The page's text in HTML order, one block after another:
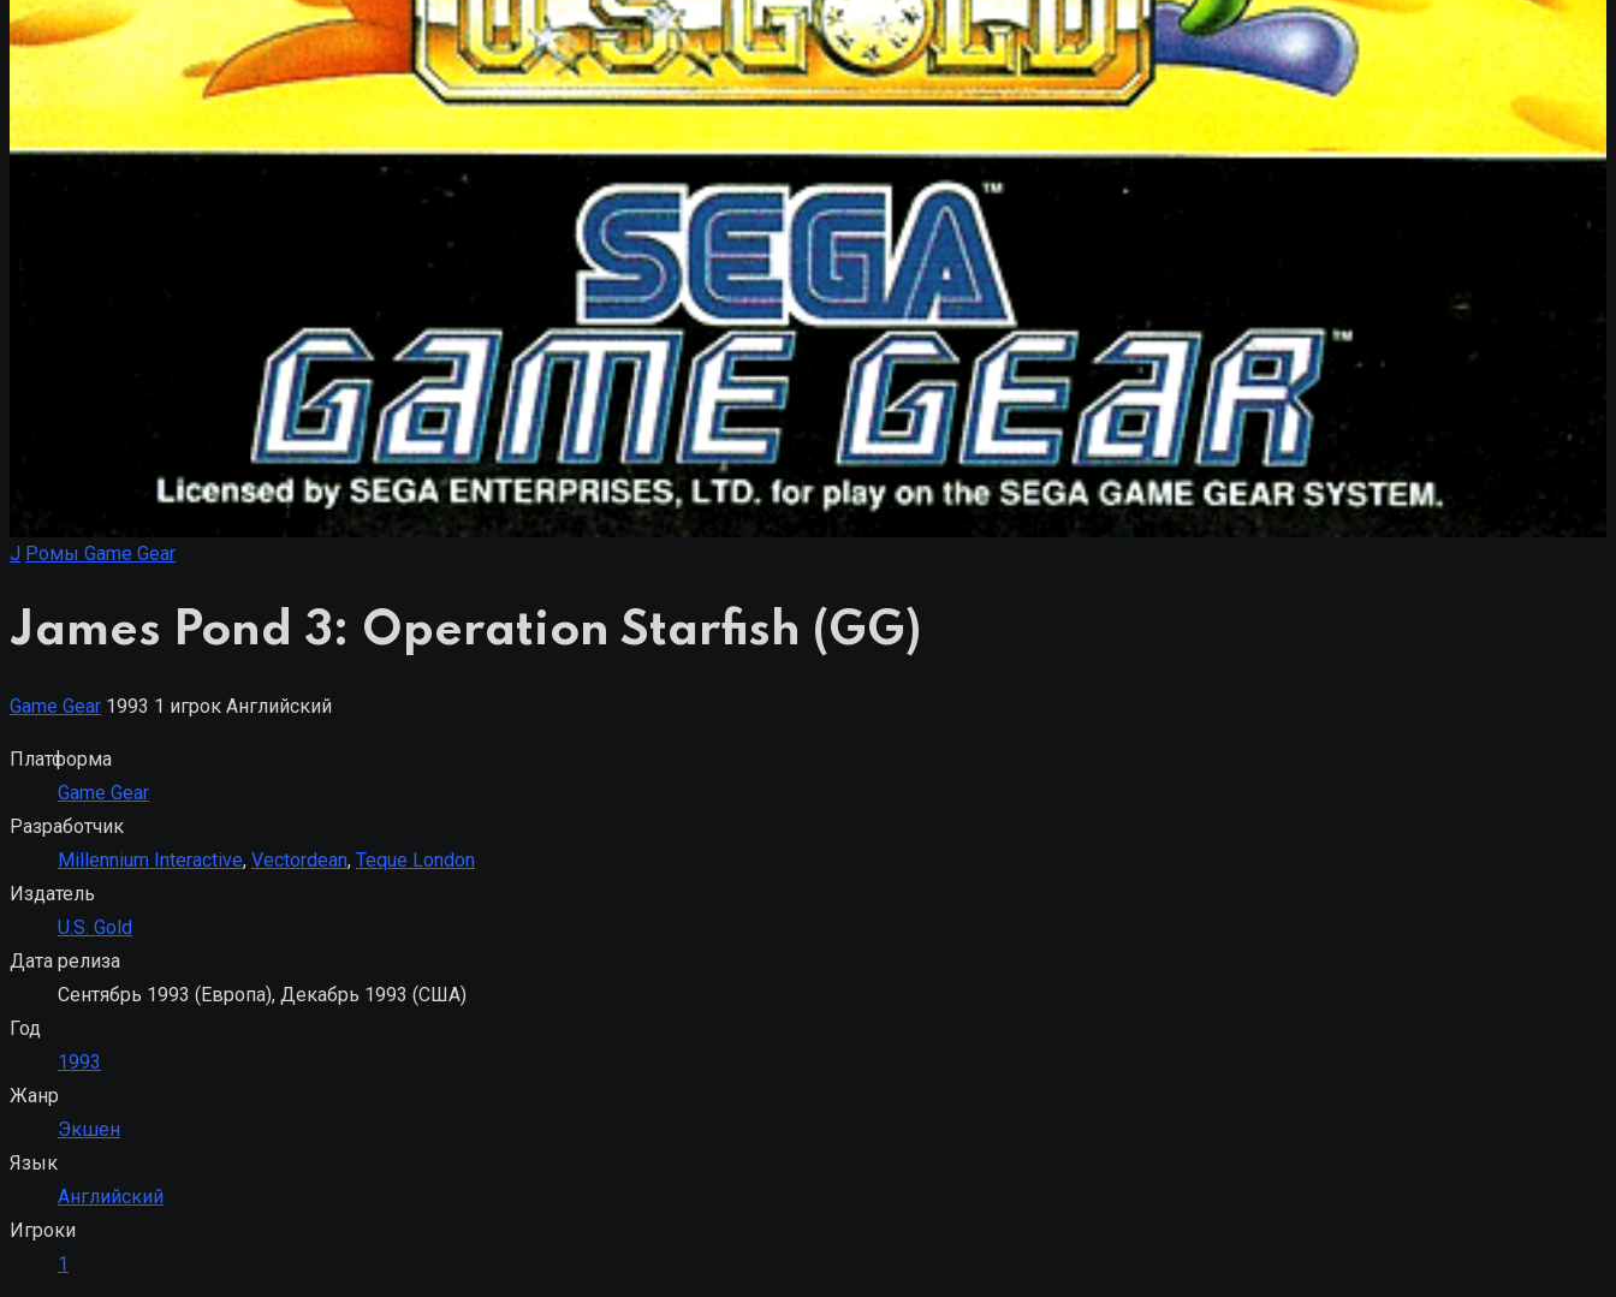
J Ромы Game Gear
James Pond 3: Operation Starfish (GG)
Game Gear 1993 1 игрок Английский
Платформа
Game Gear
Разработчик
Millennium Interactive, Vectordean, Teque London
Издатель
U.S. Gold
Дата релиза
Сентябрь 1993 (Европа), Декабрь 1993 (США)
Год
1993
Жанр
Экшен
Язык
Английский
Игроки
1